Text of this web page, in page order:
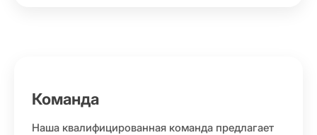
Команда
Наша квалифицированная команда предлагает